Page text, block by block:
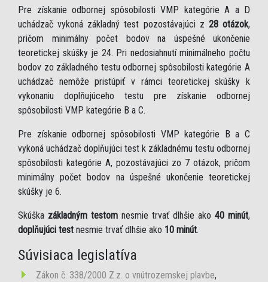
Pre získanie odbornej spôsobilosti VMP kategórie A a D
uchádzač vykoná základný test pozostávajúci z 28 otázok,
pričom minimálny počet bodov na úspešné ukončenie
teoretickej skúšky je 24. Pri nedosiahnutí minimálneho počtu
bodov zo základného testu odbornej spôsobilosti kategórie A
uchádzač nemôže pristúpiť v rámci teoretickej skúšky k
vykonaniu doplňujúceho testu pre získanie odbornej
spôsobilosti VMP kategórie B a C.
Pre získanie odbornej spôsobilosti VMP kategórie B a C
vykoná uchádzač doplňujúci test k základnému testu odbornej
spôsobilosti kategórie A, pozostávajúci zo 7 otázok, pričom
minimálny počet bodov na úspešné ukončenie teoretickej
skúšky je 6.
Skúška základným testom nesmie trvať dlhšie ako 40 minút,
doplňujúci test nesmie trvať dlhšie ako 10 minút.
Súvisiaca legislatíva
Zákon č. 338/2000 Z.z. o vnútrozemskej plavbe,